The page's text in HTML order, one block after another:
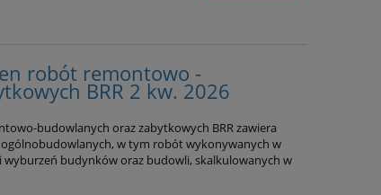
robót remontowo -
BRR 2 kw. 2026
budowlanych oraz zabytkowych BRR zawiera
w tym robót wykonywanych w
budynków oraz budowli, skalkulowanych w